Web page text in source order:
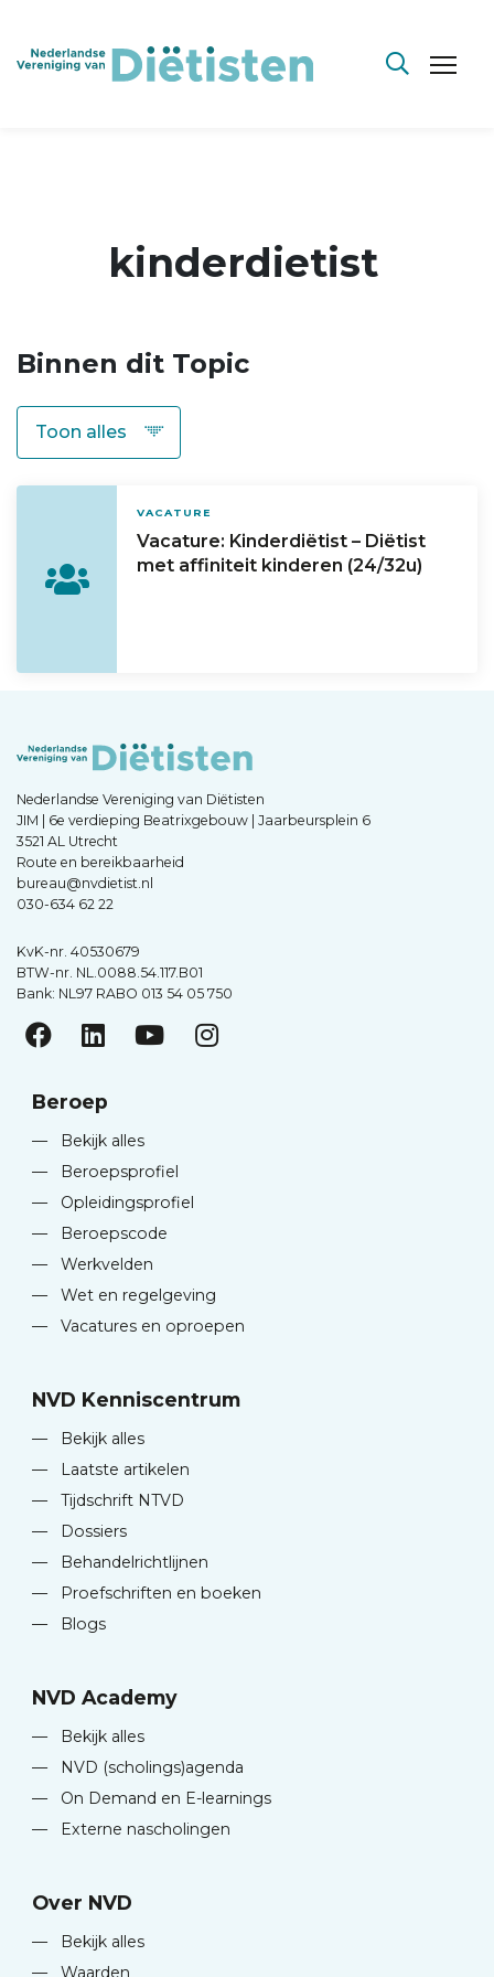
kinderdietist
Binnen dit Topic
VACATURE
Vacature: Kinderdiëtist – Diëtist
met affiniteit kinderen (24/32u)
Nederlandse Vereniging van Diëtisten
JIM | 6e verdieping Beatrixgebouw | Jaarbeursplein 6
3521 AL Utrecht
Route en bereikbaarheid
bureau@nvdietist.nl
030-634 62 22
KvK-nr. 40530679
BTW-nr. NL.0088.54.117.B01
Bank: NL97 RABO 013 54 05 750
Beroep
—
Bekijk alles
—
Beroepsprofiel
—
Opleidingsprofiel
—
Beroepscode
—
Werkvelden
—
Wet en regelgeving
—
Vacatures en oproepen
NVD Kenniscentrum
—
Bekijk alles
—
Laatste artikelen
—
Tijdschrift NTVD
—
Dossiers
—
Behandelrichtlijnen
—
Proefschriften en boeken
—
Blogs
NVD Academy
—
Bekijk alles
—
NVD (scholings)agenda
—
On Demand en E-learnings
—
Externe nascholingen
Over NVD
—
Bekijk alles
—
Waarden